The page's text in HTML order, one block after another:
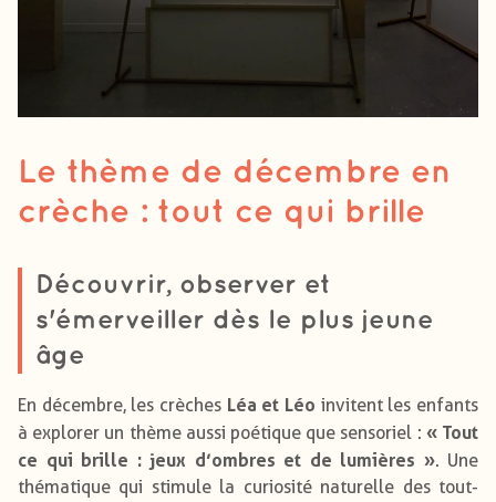
Le thème de décembre en
crèche : tout ce qui brille
Découvrir, observer et
s'émerveiller dès le plus jeune
âge
En décembre, les crèches Léa et Léo invitent les enfants
à explorer un thème aussi poétique que sensoriel : « Tout
ce qui brille : jeux d’ombres et de lumières ». Une
thématique qui stimule la curiosité naturelle des tout-